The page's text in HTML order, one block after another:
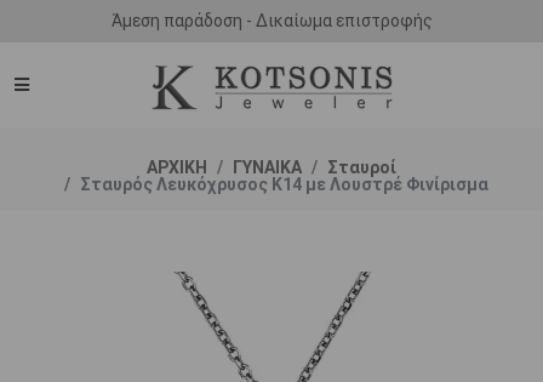
Άμεση παράδοση - Δικαίωμα επιστροφής
ΑΡΧΙΚΗ ΓΥΝΑΙΚΑ
Σταυροί
Σταυρός Λευκόχρυσος Κ14 με Λουστρέ Φινίρισμα